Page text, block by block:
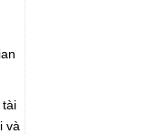
tài
và